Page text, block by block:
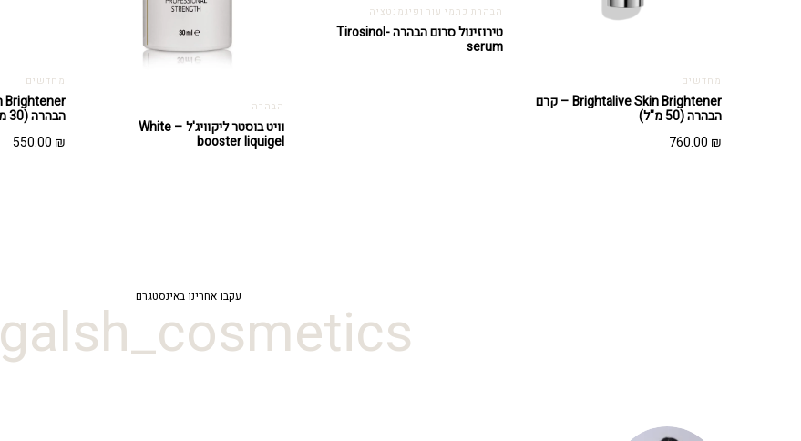
מחדשים
Brightalive Skin Brightener – קרם
הבהרה (50 מ"ל)
760.00 ₪
הבהרת כתמי עור ופיגמנטציה
טירוזינול סרום הבהרה -Tirosinol
serum
הבהרה
וויט בוסטר ליקוויג'ל – White
booster liquigel
מחדשים
הבהרה (30 מ"ל)
550.00 ₪
עקבו אחרינו באינסטגרם
galsh_cosmetics#